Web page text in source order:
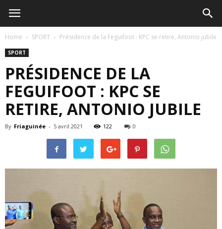
Home SPORT Présidence de la Feguifoot : KPC se retire, Antonio jubile
SPORT
PRÉSIDENCE DE LA
FEGUIFOOT : KPC SE
RETIRE, ANTONIO JUBILE
By Friaguinée - 5 avril 2021 122 0